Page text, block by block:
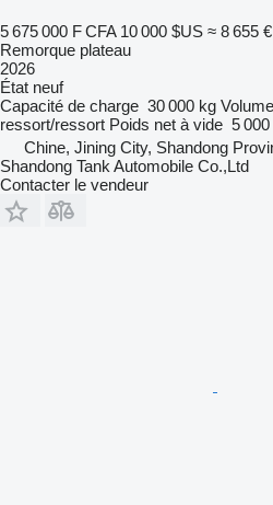
5 675 000 F CFA 10 000 $US ≈ 8 655 €
Remorque plateau
2026
État neuf
Capacité de charge 30 000 kg Volume
ressort/ressort Poids net à vide 5
Chine, Jining City, Shandong
Shandong Tank Automobile Co.,Ltd
Contacter le vendeur